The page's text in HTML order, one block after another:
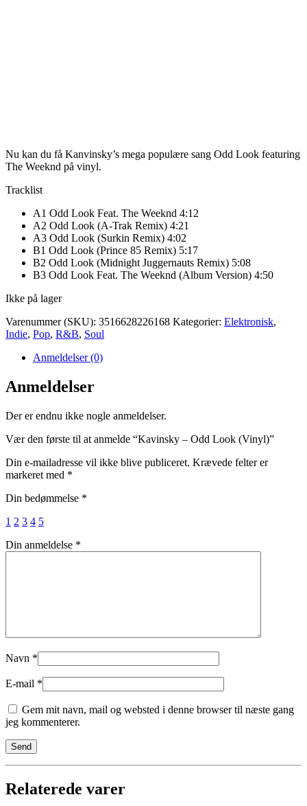
Nu kan du få Kanvinsky’s mega populære sang Odd Look featuring
The Weeknd på vinyl.
Tracklist
A1 Odd Look Feat. The Weeknd 4:12
A2 Odd Look (A-Trak Remix) 4:21
A3 Odd Look (Surkin Remix) 4:02
B1 Odd Look (Prince 85 Remix) 5:17
B2 Odd Look (Midnight Juggernauts Remix) 5:08
B3 Odd Look Feat. The Weeknd (Album Version) 4:50
Ikke på lager
Varenummer (SKU): 3516628226168 Kategorier: Elektronisk,
Indie, Pop, R&B, Soul
Anmeldelser (0)
Anmeldelser
Der er endnu ikke nogle anmeldelser.
Vær den første til at anmelde “Kavinsky – Odd Look (Vinyl)”
Din e-mailadresse vil ikke blive publiceret. Krævede felter er
markeret med *
Din bedømmelse *
1 2 3 4 5
Din anmeldelse *
Navn *
E-mail *
Gem mit navn, mail og websted i denne browser til næste gang
jeg kommenterer.
Relaterede varer